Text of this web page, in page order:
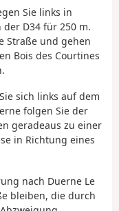
Sie links in
D34 für 250 m.
Straße und gehen
Bois des Courtines
sich links auf dem
folgen Sie der
geradeaus zu einer
in Richtung eines
nach Duerne Le
bleiben, die durch